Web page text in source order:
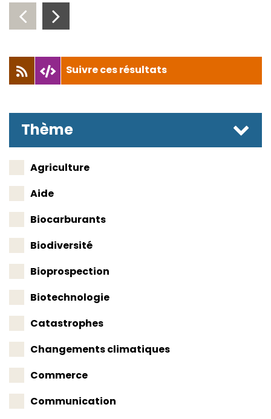
‹ ›
Suivre ces résultats
Thème
Agriculture
Aide
Biocarburants
Biodiversité
Bioprospection
Biotechnologie
Catastrophes
Changements climatiques
Commerce
Communication